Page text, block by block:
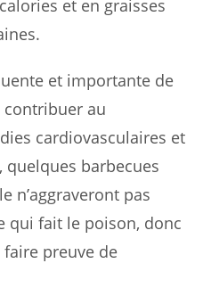
et en graisses
et importante de
au
cardiovasculaires et
quelques barbecues
n’aggraveront pas
qui fait le poison, donc
preuve de